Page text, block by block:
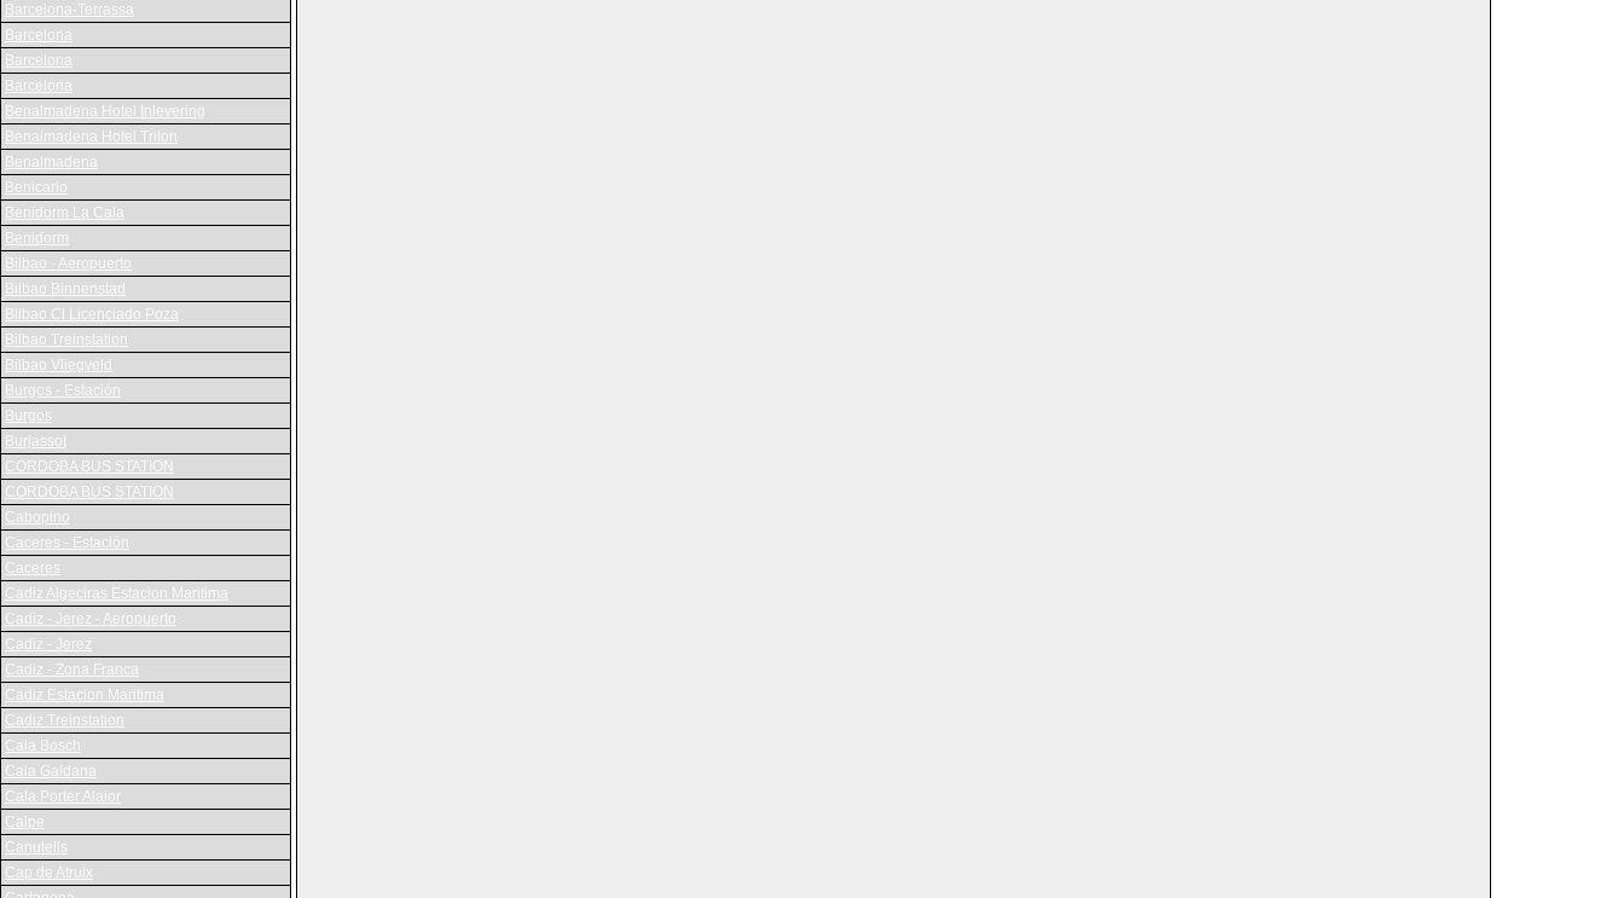
Barcelona-Terrassa
Barcelona
Barcelona
Barcelona
Benalmadena Hotel Inlevering
Benalmadena Hotel Triton
Benalmadena
Benicarlo
Benidorm La Cala
Benidorm
Bilbao - Aeropuerto
Bilbao Binnenstad
Bilbao Cl Licenciado Poza
Bilbao Treinstation
Bilbao Vliegveld
Burgos - Estación
Burgos
Burjassot
CORDOBA BUS STATION
CORDOBA BUS STATION
Cabopino
Caceres - Estación
Caceres
Cadiz Algeciras Estacion Maritima
Cadiz - Jerez - Aeropuerto
Cadiz - Jerez
Cadiz - Zona Franca
Cadiz Estacion Maritima
Cadiz Treinstation
Cala Bosch
Cala Galdana
Cala Porter Alaior
Calpe
Canutells
Cap de Atruix